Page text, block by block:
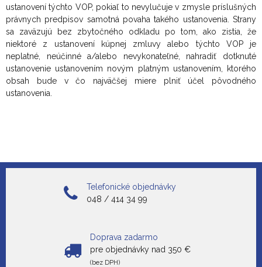
ustanovení týchto VOP, pokiaľ to nevylučuje v zmysle príslušných
právnych predpisov samotná povaha takého ustanovenia. Strany
sa zaväzujú bez zbytočného odkladu po tom, ako zistia, že
niektoré z ustanovení kúpnej zmluvy alebo týchto VOP je
neplatné, neúčinné a/alebo nevykonateľné, nahradiť dotknuté
ustanovenie ustanovením novým platným ustanovením, ktorého
obsah bude v čo najväčšej miere plniť účel pôvodného
ustanovenia.
Telefonické objednávky
048 / 414 34 99
Doprava zadarmo
pre objednávky nad 350 €
(bez DPH)